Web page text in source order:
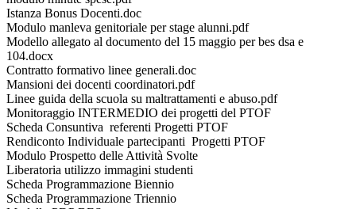
Istanza Bonus Docenti.doc
Modulo manleva genitoriale per stage alunni.pdf
Modello allegato al documento del 15 maggio per bes dsa e
104.docx
Contratto formativo linee generali.doc
Mansioni dei docenti coordinatori.pdf
Linee guida della scuola su maltrattamenti e abuso.pdf
Monitoraggio INTERMEDIO dei progetti del PTOF
Scheda Consuntiva referenti Progetti PTOF
Rendiconto Individuale partecipanti Progetti PTOF
Modulo Prospetto delle Attività Svolte
Liberatoria utilizzo immagini studenti
Scheda Programmazione Biennio
Scheda Programmazione Triennio